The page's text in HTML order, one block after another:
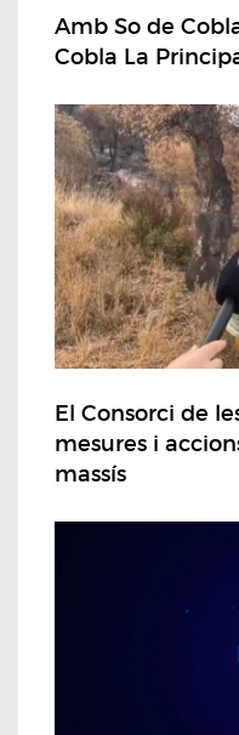
Amb So de
Cobla La
El Consorci de
mesures i
massís